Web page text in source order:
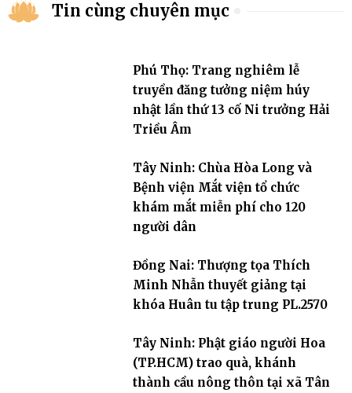
Tin cùng chuyên mục
Phú Thọ: Trang nghiêm lễ
truyền đăng tưởng niệm húy
nhật lần thứ 13 cố Ni trưởng Hải
Triều Âm
Tây Ninh: Chùa Hòa Long và
Bệnh viện Mắt viện tổ chức
khám mắt miễn phí cho 120
người dân
Đồng Nai: Thượng tọa Thích
Minh Nhẫn thuyết giảng tại
khóa Huân tu tập trung PL.2570
Tây Ninh: Phật giáo người Hoa
(TP.HCM) trao quà, khánh
thành cầu nông thôn tại xã Tân